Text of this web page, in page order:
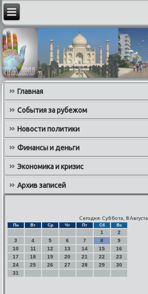
Главная
События за рубежом
Новости политики
Финансы и деньги
Экономика и кризис
Архив записей
Сегодня: Суббота, 8 Августа
Пн Вт Ср Чт Пт Сб Вс
1
2
3
4 5 6 7 8
9
10
11 12 13 14 15
16
17
18 19 20 21 22
23
24
25 26 27 28 29
30
31